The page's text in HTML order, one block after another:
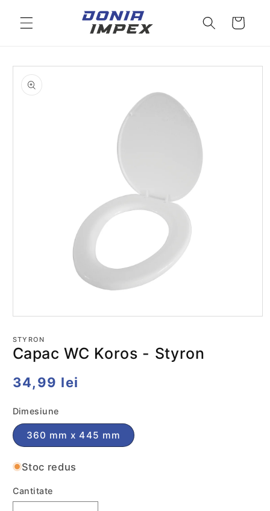
conținut
Cos
informațiile
despre
produs
media
1
într-
modală
STYRON
Capac WC Koros - Styron
Preț
34,99 lei
Dimesiune
360 mm x 445 mm
Stoc redus
Cantitate